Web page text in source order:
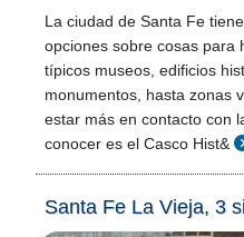
La ciudad de Santa Fe
opciones sobre cosas para
típicos museos, edificios
monumentos, hasta zonas
estar más en contacto con
conocer es el Casco Hist&
Santa Fe La Vieja, 3